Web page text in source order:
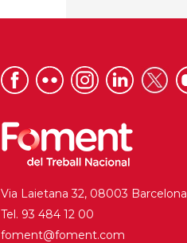
Via Laietana 32, 08003 Barcelona
Tel. 93 484 12 00
foment@foment.com